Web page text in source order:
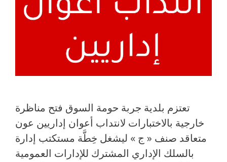
تعتزم بلدية جربة حومة السوق فتح مناظرة
خارجية بالاختبارات لانتداب أعوان إداريين عون
متعاقد صنف « ج » ليشغل خِطَّة مستكتب إدارة
بالسلك الإداري المشترك للإدارات العمومية